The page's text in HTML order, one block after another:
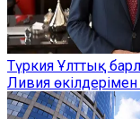
Түркия Ұлттық
Ливия өкілдерімен